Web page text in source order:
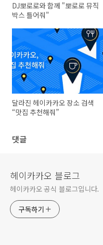
DJ뽀로로와 함께 "뽀로로 뮤직
박스 틀어줘"
달라진 헤이카카오 장소 검색
“맛집 추천해줘”
댓글
헤이카카오 블로그
헤이카카오 공식 블로그입니다.
구독하기